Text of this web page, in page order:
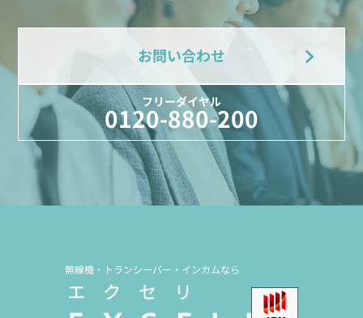
お問い合わせ
フリーダイヤル
0120-880-200
無線機・トランシーバー・インカムなら